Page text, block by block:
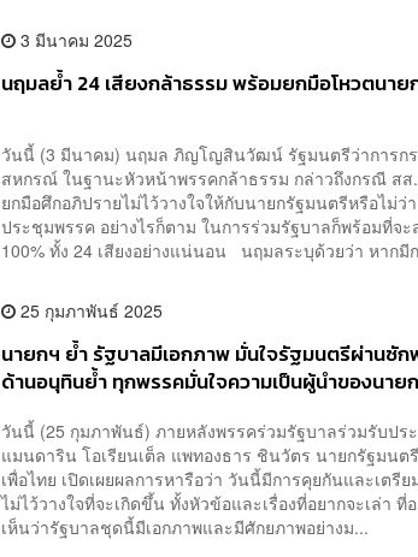
3 มีนาคม 2025
นฤมลย้ำ 24 เสียงกล้าธรรม พร้อมยกมือโหวตนา
วันนี้ (3 มีนาคม) นฤมล ภิญโญสินวัฒน์ รัฐมนตรีว่าการกร
สหกรณ์ ในฐานะหัวหน้าพรรคกล้าธรรม กล่าวถึงกรณี สส
ยกมือศึกอภิปรายไม่ไว้วางใจให้กับนายกรัฐมนตรีหรือไม่ว่
ประชุมพรรค อย่างไรก็ตาม ในการร่วมรัฐบาลก็พร้อมที่จ
100% ทั้ง 24 เสียงอย่างแน่นอน นฤมลระบุด้วยว่า หากมี
25 กุมภาพันธ์ 2025
นายกฯ ย้ำ รัฐบาลมีเอกภาพ มั่นใจรัฐมนตรีผ่านซั
ด้านอนุทินย้ำ ทุกพรรคมั่นใจความเป็นผู้นำของนาย
วันนี้ (25 กุมภาพันธ์) ภายหลังพรรคร่วมรัฐบาลร่วมรับปร
แมนดาริน​ โอเรียนเต็ล แพทองธาร ชินวัตร นายกรัฐมน
เพื่อไทย เปิดเผยผลการหารือว่า วันนี้มีการคุยกันและเตรีย
ไม่ไว้วางใจที่จะเกิดขึ้น ทั้งหัวข้อและเรื่องที่อยากจะเล่า ที่
เห็นว่ารัฐบาลชุดนี้มีเอกภาพและมีศักยภาพอย่างม...